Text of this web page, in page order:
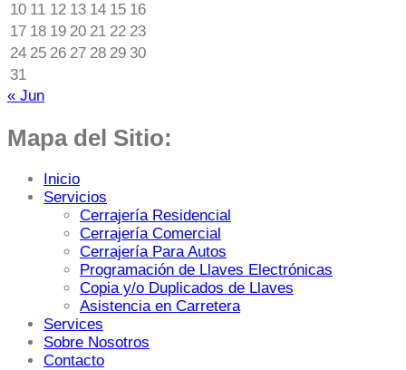
10 11 12 13 14 15 16
17 18 19 20 21 22 23
24 25 26 27 28 29 30
31
« Jun
Mapa del Sitio:
Inicio
Servicios
Cerrajería Residencial
Cerrajería Comercial
Cerrajería Para Autos
Programación de Llaves Electrónicas
Copia y/o Duplicados de Llaves
Asistencia en Carretera
Services
Sobre Nosotros
Contacto